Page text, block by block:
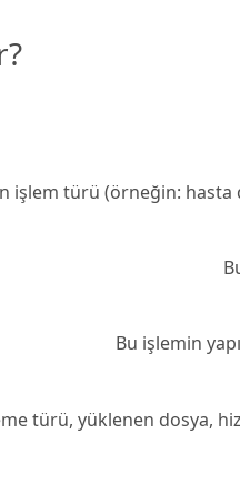
işlem türü (örneğin: hasta
Bu işlemin
türü, yüklenen dosya,